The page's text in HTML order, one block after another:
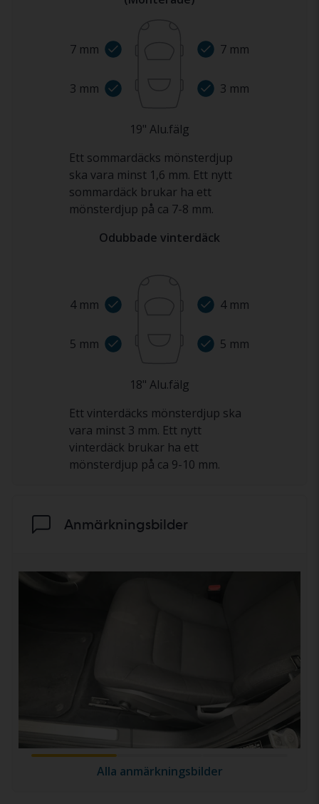
7 mm
3 mm
7 mm
3 mm
19" Alu.fälg
Ett sommardäcks mönsterdjup
ska vara minst 1,6 mm. Ett nytt
sommardäck brukar ha ett
mönsterdjup på ca 7-8 mm.
Odubbade vinterdäck
4mm
5 mm
4mm
5 mm
18" Alu.fälg
Ett vinterdäcks mönsterdjup ska
vara minst 3 mm. Ett nytt
vinterdäck brukar ha ett
mönsterdjup på ca 9-10 mm.
Anmärkningsbilder
Alla anmärkningsbilder